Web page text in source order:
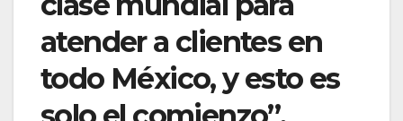
atender a clientes en
todo México, y esto es